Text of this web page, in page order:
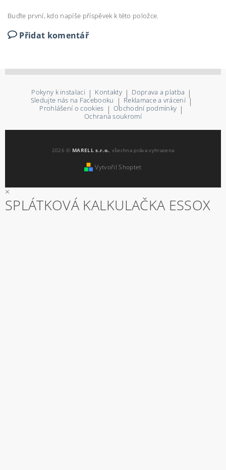
Buďte první, kdo napíše příspěvek k této položce.
Přidat komentář
Pokyny k instalaci | Kontakty | Doprava a platba |
Sledujte nás na Facebooku | Reklamace a vrácení |
Prohlášení o cookies | Obchodní podmínky |
Ochrana soukromí
2026 © MARELL s.r.o. , všechna práva vyhrazena
Vytvořil Shoptet
×
SPLÁTKOVÁ KALKULAČKA ESSOX